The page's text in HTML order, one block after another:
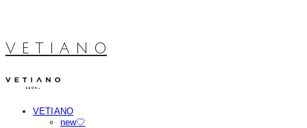
V E T I A N O
VETIANO
new♡